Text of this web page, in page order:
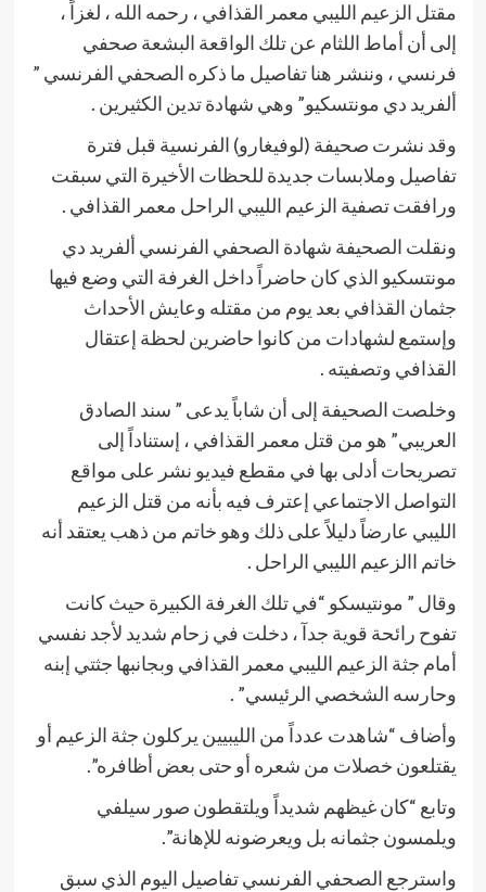
مقتل الزعيم الليبي معمر القذافي ، رحمه الله ، لغزاً ،
إلى أن أماط اللثام عن تلك الواقعة البشعة صحفي
فرنسي ، وننشر هنا تفاصيل ما ذكره الصحفي الفرنسي ”
ألفريد دي مونتسكيو” وهي شهادة تدين الكثيرين .
وقد نشرت صحيفة (لوفيغارو) الفرنسية قبل فترة
تفاصيل وملابسات جديدة للحظات الأخيرة التي سبقت
ورافقت تصفية الزعيم الليبي الراحل معمر القذافي .
ونقلت الصحيفة شهادة الصحفي الفرنسي ألفريد دي
مونتسكيو الذي كان حاضراً داخل الغرفة التي وضع فيها
جثمان القذافي بعد يوم من مقتله وعايش الأحداث
وإستمع لشهادات من كانوا حاضرين لحظة إعتقال
القذافي وتصفيته .
وخلصت الصحيفة إلى أن شاباً يدعى ” سند الصادق
العريبي” هو من قتل معمر القذافي ، إستناداً إلى
تصريحات أدلى بها في مقطع فيديو نشر على مواقع
التواصل الاجتماعي إعترف فيه بأنه من قتل الزعيم
الليبي عارضاً دليلاً على ذلك وهو خاتم من ذهب يعتقد أنه
خاتم االزعيم الليبي الراحل .
وقال ” مونتيسكو “في تلك الغرفة الكبيرة حيث كانت
تفوح رائحة قوية جدآ ، دخلت في زحام شديد لأجد نفسي
أمام جثة الزعيم الليبي معمر القذافي وبجانبها جثتي إبنه
وحارسه الشخصي الرئيسي” .
وأضاف “شاهدت عدداً من الليبيين يركلون جثة الزعيم أو
يقتلعون خصلات من شعره أو حتى بعض أظافره”.
وتابع “كان غيظهم شديداً ويلتقطون صور سيلفي
ويلمسون جثمانه بل ويعرضونه للإهانة”.
واسترجع الصحفي الفرنسي تفاصيل اليوم الذي سبق